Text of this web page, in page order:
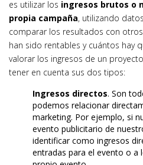
es utilizar los ingresos brutos o
propia campaña, utilizando
comparar los resultados con
han sido rentables y cuántos hay
valorar los ingresos de un
tener en cuenta sus dos tipos:
Ingresos directos. Son
podemos relacionar
marketing. Por ejemplo, si
evento publicitario de
identificar como ingresos
entradas para el evento o a